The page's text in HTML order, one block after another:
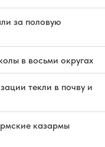
за половую
в восьми округах
текли в почву и
казармы